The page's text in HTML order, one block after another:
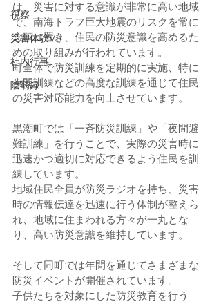
視察
災害体験VR
社内行事
陰翳録
は、災害に対する意識が非常に高い地域
で、 南海トラフ巨大地震のリスクを常に
念頭に置き、住民の防災意識を高めるた
めの取り組みが行われています。
町全体で防災訓練を定期的に実施、特に
夜間訓練などの高度な訓練を通じて住民
の災害対応能力を向上させています​​。
黒潮町では「一斉防災訓練」や「夜間避
難訓練」を行うことで、実際の災害時に
迅速かつ適切に対応できるよう住民を訓
練しています。
地域住民全員が防災ラジオを持ち、災害
時の情報伝達を迅速に行う体制が整えら
れ、地域に住まわれる方々が一丸とな
り、高い防災意識を維持しています​。
そして同町では年間を通じてさまざまな
防災イベントが開催されています。
子供たちを対象にした防災教育を行う